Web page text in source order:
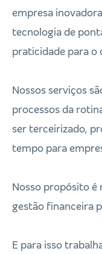
empresa
tecnologia de
praticidade para o
Nossos serviços
processos da
ser terceirizado,
tempo para
Nosso propósito é
gestão financeira
E para isso